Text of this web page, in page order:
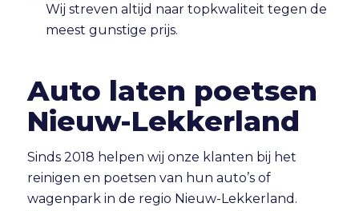
Wij streven altijd naar topkwaliteit tegen de
meest gunstige prijs.
Auto laten poetsen
Nieuw-Lekkerland
Sinds 2018 helpen wij onze klanten bij het
reinigen en poetsen van hun auto’s of
wagenpark in de regio Nieuw-Lekkerland.